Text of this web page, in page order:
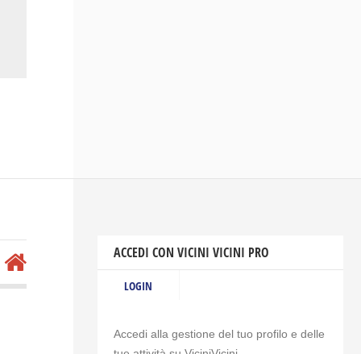
ACCEDI CON VICINI VICINI PRO
LOGIN
Accedi alla gestione del tuo profilo e delle